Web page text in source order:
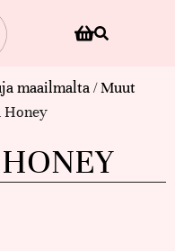
maailmalta/Muut
Honey